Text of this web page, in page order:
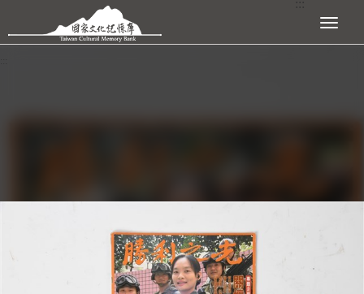
跳到主要內容區塊 展開選單